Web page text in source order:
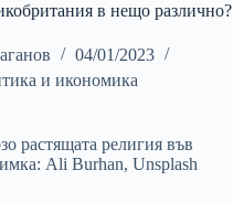
в нещо различно?
04/01/2023
и икономика